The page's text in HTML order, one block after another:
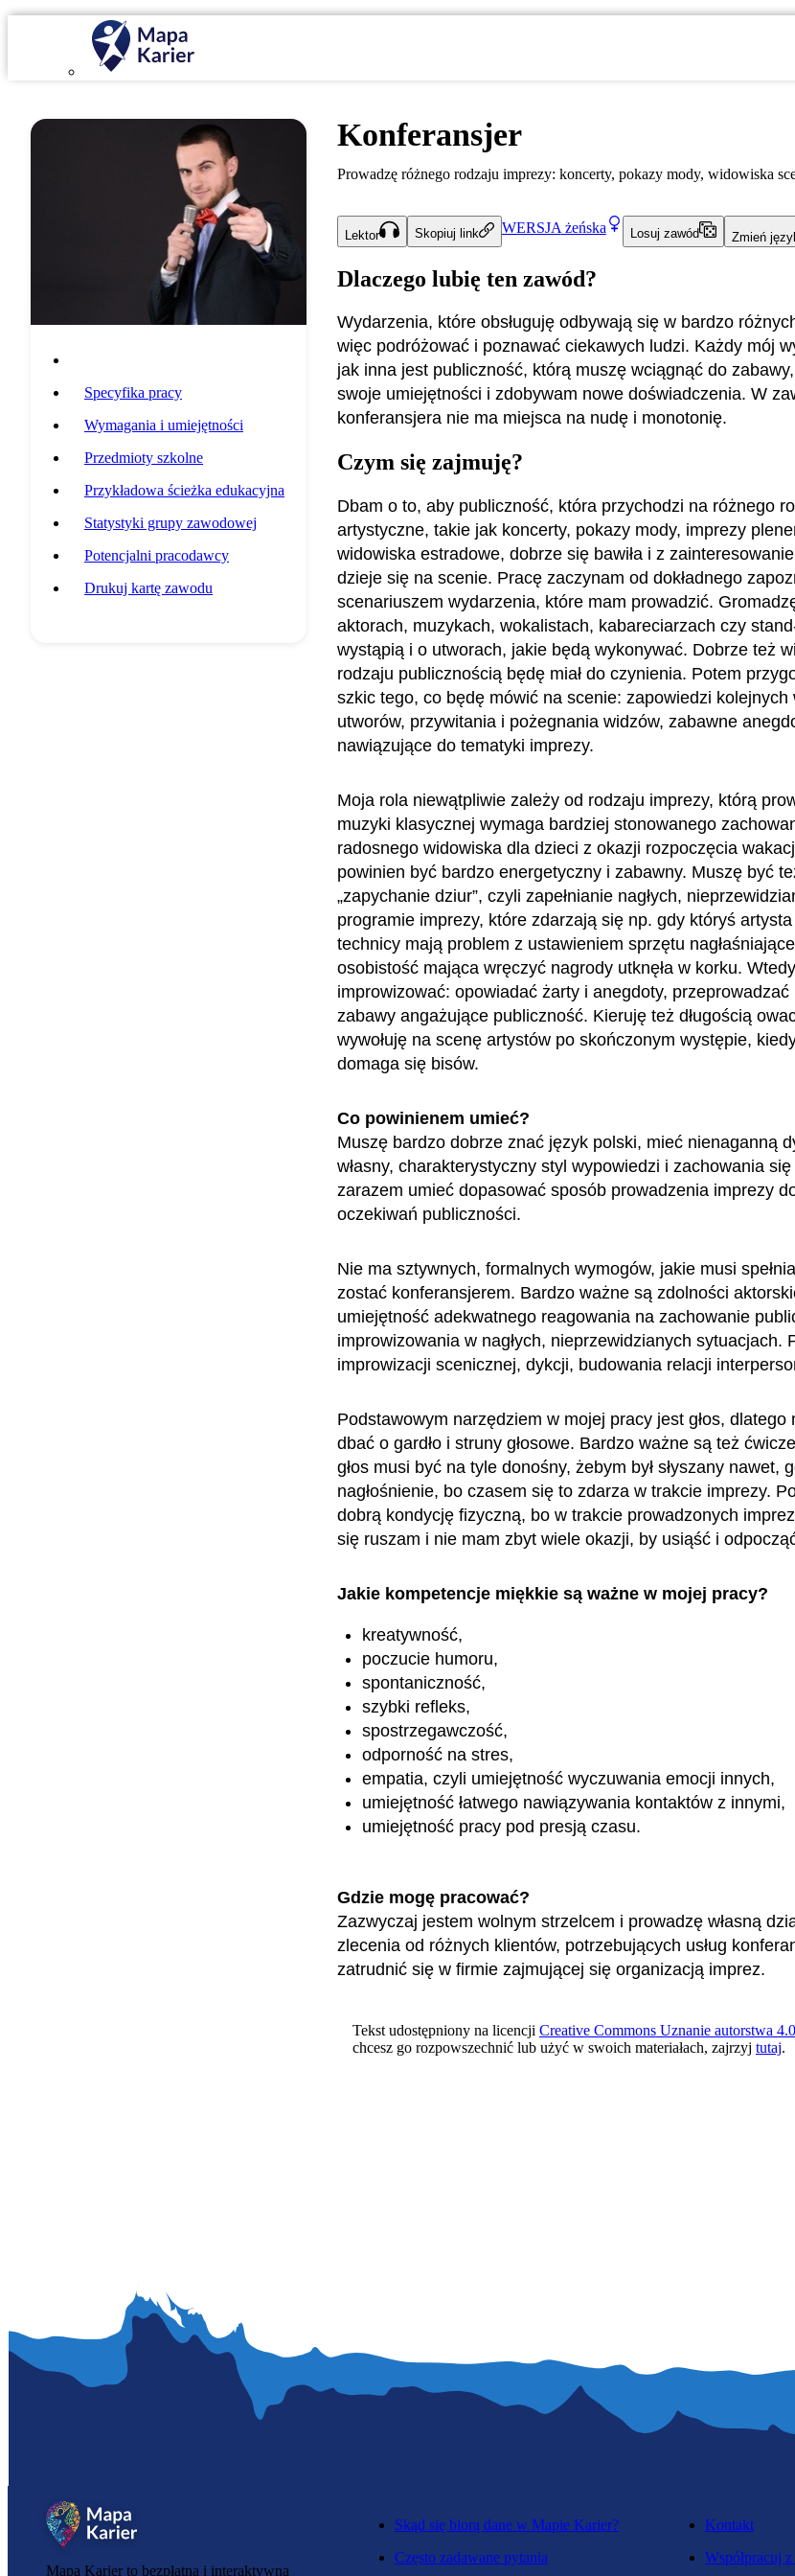
Specyfika pracy
Wymagania i umiejętności
Przedmioty szkolne
Przykładowa ścieżka edukacyjna
Statystyki grupy zawodowej
Potencjalni pracodawcy
Drukuj kartę zawodu
Konferansjer
Prowadzę różnego rodzaju imprezy: koncerty, pokazy mody, widowiska
Lektor Skopiuj link WERSJA żeńska Losuj zawód Zmień
Dlaczego lubię ten zawód?
Wydarzenia, które obsługuję odbywają się w bardzo
więc podróżować i poznawać ciekawych ludzi. Każdy mój
jak inna jest publiczność, którą muszę wciągnąć do
swoje umiejętności i zdobywam nowe doświadczenia. W
konferansjera nie ma miejsca na nudę i monotonię.
Czym się zajmuję?
Dbam o to, aby publiczność, która przychodzi na różnego
artystyczne, takie jak koncerty, pokazy mody, imprezy
widowiska estradowe, dobrze się bawiła i z
dzieje się na scenie. Pracę zaczynam od dokładnego
scenariuszem wydarzenia, które mam prowadzić.
aktorach, muzykach, wokalistach, kabareciarzach czy
wystąpią i o utworach, jakie będą wykonywać. Dobrze też
rodzaju publicznością będę miał do czynienia. Potem
szkic tego, co będę mówić na scenie: zapowiedzi kolejnych
utworów, przywitania i pożegnania widzów, zabawne
nawiązujące do tematyki imprezy.
Moja rola niewątpliwie zależy od rodzaju imprezy, którą
muzyki klasycznej wymaga bardziej stonowanego
radosnego widowiska dla dzieci z okazji rozpoczęcia
powinien być bardzo energetyczny i zabawny. Muszę być
„zapychanie dziur”, czyli zapełnianie nagłych,
programie imprezy, które zdarzają się np. gdy któryś
technicy mają problem z ustawieniem sprzętu
osobistość mająca wręczyć nagrody utknęła w korku.
improwizować: opowiadać żarty i anegdoty,
zabawy angażujące publiczność. Kieruję też długością
wywołuję na scenę artystów po skończonym występie,
domaga się bisów.
Co powinienem umieć?
Muszę bardzo dobrze znać język polski, mieć nienaganną
własny, charakterystyczny styl wypowiedzi i zachowania
zarazem umieć dopasować sposób prowadzenia imprezy
oczekiwań publiczności.
Nie ma sztywnych, formalnych wymogów, jakie musi
zostać konferansjerem. Bardzo ważne są zdolności
umiejętność adekwatnego reagowania na zachowanie
improwizowania w nagłych, nieprzewidzianych sytuacjach.
improwizacji scenicznej, dykcji, budowania relacji
Podstawowym narzędziem w mojej pracy jest głos, dlatego
dbać o gardło i struny głosowe. Bardzo ważne są też
głos musi być na tyle donośny, żebym był słyszany nawet,
nagłośnienie, bo czasem się to zdarza w trakcie imprezy.
dobrą kondycję fizyczną, bo w trakcie prowadzonych
się ruszam i nie mam zbyt wiele okazji, by usiąść i
Jakie kompetencje miękkie są ważne w mojej pracy?
kreatywność,
poczucie humoru,
spontaniczność,
szybki refleks,
spostrzegawczość,
odporność na stres,
empatia, czyli umiejętność wyczuwania emocji innych,
umiejętność łatwego nawiązywania kontaktów z innymi,
umiejętność pracy pod presją czasu.
Gdzie mogę pracować?
Zazwyczaj jestem wolnym strzelcem i prowadzę własną
zlecenia od różnych klientów, potrzebujących usług
zatrudnić się w firmie zajmującej się organizacją imprez.
Tekst udostępniony na licencji Creative Commons Uznanie autorstwa
chcesz go rozpowszechnić lub użyć w swoich materiałach, zajrzyj tutaj.
Mapa Karier to bezpłatna i interaktywna
Skąd się biorą dane w Mapie Karier?
Często zadawane pytania
Kontakt
Współpracuj